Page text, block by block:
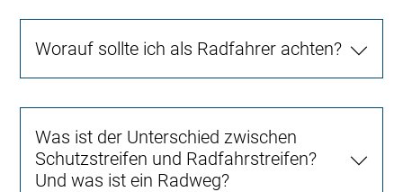
Worauf sollte ich als Radfahrer achten?
Was ist der Unterschied zwischen
Schutzstreifen und Radfahrstreifen?
Und was ist ein Radweg?